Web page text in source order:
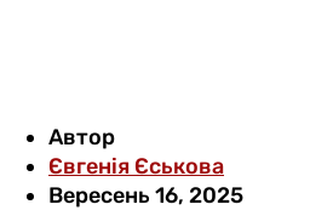
Автор
Євгенія Єськова
Вересень 16, 2025